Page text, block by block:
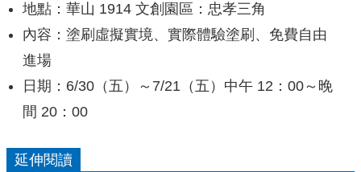
地點：華山 1914 文創園區：忠孝三角
內容：塗刷虛擬實境、實際體驗塗刷、免費自由
進場
日期：6/30（五）～7/21（五）中午 12：00～晚
間 20：00
延伸閱讀